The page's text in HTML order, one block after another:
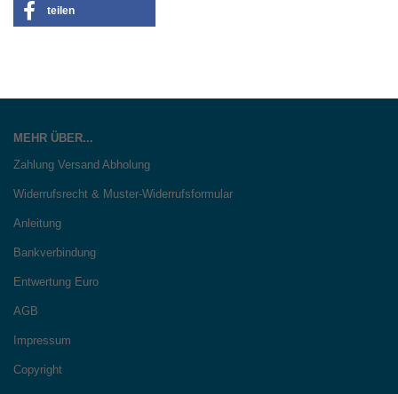
teilen
MEHR ÜBER...
Zahlung Versand Abholung
Widerrufsrecht & Muster-Widerrufsformular
Anleitung
Bankverbindung
Entwertung Euro
AGB
Impressum
Copyright